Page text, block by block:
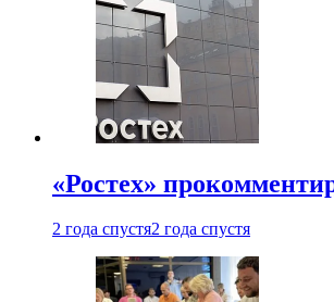
«Ростех»
2 года спустя2 года спустя